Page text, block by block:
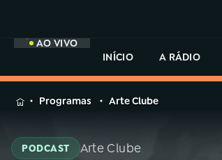
AO VIVO
INÍCIO
A RÁDIO
MENU
na
Rádio
Programas Arte Clube
PODCAST Arte Clube